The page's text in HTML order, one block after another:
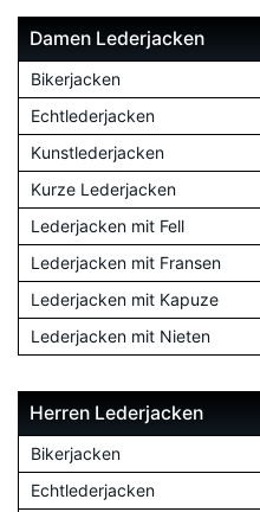
Damen Lederjacken
Bikerjacken
Echtlederjacken
Kunstlederjacken
Kurze Lederjacken
Lederjacken mit Fell
Lederjacken mit Fransen
Lederjacken mit Kapuze
Lederjacken mit Nieten
Herren Lederjacken
Bikerjacken
Echtlederjacken